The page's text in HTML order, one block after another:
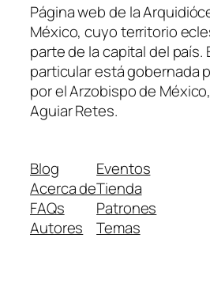
Página web de la
México, cuyo territorio
parte de la capital del país.
particular está gobernada
por el Arzobispo de
Aguiar Retes.
Blog
Acerca de
FAQs
Autores
Eventos
Tienda
Patrones
Temas